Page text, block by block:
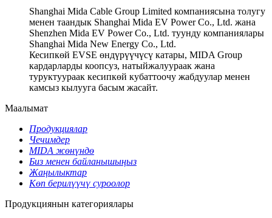
Shanghai Mida Cable Group Limited компаниясына толугу
менен таандык Shanghai Mida EV Power Co., Ltd. жана
Shenzhen Mida EV Power Co., Ltd. туунду компаниялары
Shanghai Mida New Energy Co., Ltd.
Кесипкөй EVSE өндүрүүчүсү катары, MIDA Group
кардарларды коопсуз, натыйжалуураак жана
туруктуураак кесипкөй кубаттоочу жабдуулар менен
камсыз кылууга басым жасайт.
Маалымат
Продукциялар
Чечимдер
MIDA жөнүндө
Биз менен байланышыңыз
Жаңылыктар
Көп берилүүчү суроолор
Продукциянын категориялары